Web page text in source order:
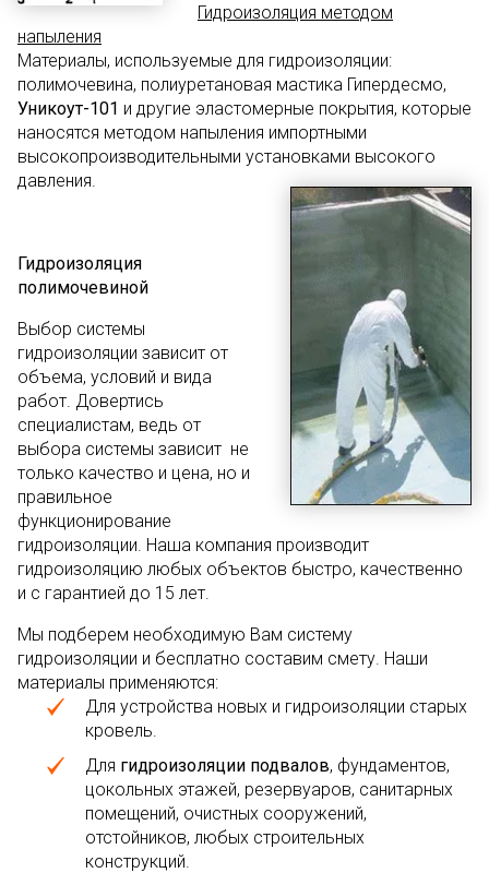
Гидроизоляция методом
напыления
Материалы, используемые для гидроизоляции:
полимочевина, полиуретановая мастика Гипердесмо,
Уникоут-101 и другие эластомерные покрытия, которые
наносятся методом напыления импортными
высокопроизводительными установками высокого
давления.
Гидроизоляция
полимочевиной
Выбор системы
гидроизоляции зависит от
объема, условий и вида
работ. Довертись
специалистам, ведь от
выбора системы зависит не
только качество и цена, но и
правильное
функционирование
гидроизоляции. Наша компания производит
гидроизоляцию любых объектов быстро, качественно
и с гарантией до 15 лет.
Мы подберем необходимую Вам систему
гидроизоляции и бесплатно составим смету. Наши
материалы применяются:
Для устройства новых и гидроизоляции старых
кровель.
Для гидроизоляции подвалов, фундаментов,
цокольных этажей, резервуаров, санитарных
помещений, очистных сооружений,
отстойников, любых строительных
конструкций.